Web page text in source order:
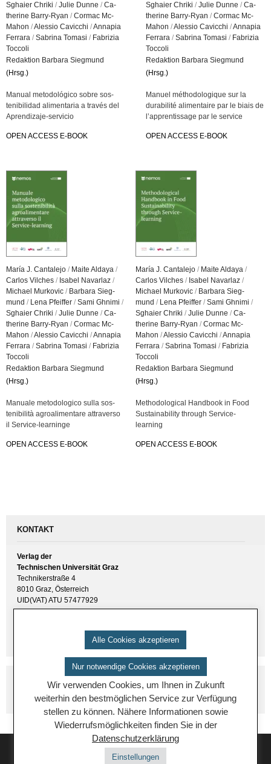
Sghai­er Chri­ki / Julie Dunne / Ca­
the­ri­ne Bar­ry-Ryan / Cor­mac Mc­
Mahon /Ales­sio Ca­vic­chi /An­na­pia
Fer­ra­ra / Sab­ri­na To­ma­si / Fa­bri­zia
Toc­co­li
Re­dak­ti­on Bar­ba­ra Sieg­mund
(Hrsg.)
Ma­nu­al me­to­dológico sobre sos­
teni­bi­li­dad ali­men­ta­ria a través del
Ap­ren­di­za­je-ser­vicio
OPEN AC­CESS E-BOOK
Sghai­er Chri­ki /Julie Dunne /Ca­
the­ri­ne Bar­ry-Ryan /Cor­mac Mc­
Mahon /Ales­sio Ca­vic­chi /An­na­pia
Fer­ra­ra /Sab­ri­na To­ma­si / Fa­bri­zia
Toc­co­li
Re­dak­ti­on Bar­ba­ra Sieg­mund
(Hrsg.)
Ma­nu­el métho­do­lo­gi­que sur la
dura­bi­lité ali­men­taire par le biais de
l’app­ren­tis­sa­ge par le ser­vice
OPEN AC­CESS E-BOOK
María J. Can­ta­le­jo / Maite Al­da­ya /
Car­los Vil­ches / Isa­bel Na­var­laz /
Mi­cha­el Mur­ko­vic / Bar­ba­ra Sieg­
mund / Lena Pfeif­fer / Sami Gh­n­i­mi /
Sghai­er Chri­ki / Julie Dunne / Ca­
the­ri­ne Bar­ry-Ryan / Cor­mac Mc­
Mahon /Ales­sio Ca­vic­chi /An­na­pia
Fer­ra­ra / Sab­ri­na To­ma­si / Fa­bri­zia
Toc­co­li
Re­dak­ti­on Bar­ba­ra Sieg­mund
(Hrsg.)
Ma­nua­le me­to­do­lo­gi­co sulla sos­
teni­bi­lità agro­ali­men­ta­re at­tra­ver­so
il Ser­vice-learnin­ge
OPEN AC­CESS E-BOOK
María J. Can­ta­le­jo / Maite Al­da­ya /
Car­los Vil­ches / Isa­bel Na­var­laz /
Mi­cha­el Mur­ko­vic / Bar­ba­ra Sieg­
mund / Lena Pfeif­fer / Sami Gh­n­i­mi /
Sghai­er Chri­ki / Julie Dunne / Ca­
the­ri­ne Bar­ry-Ryan / Cor­mac Mc­
Mahon /Ales­sio Ca­vic­chi /An­na­pia
Fer­ra­ra / Sab­ri­na To­ma­si / Fa­bri­zia
Toc­co­li
Re­dak­ti­on Bar­ba­ra Sieg­mund
(Hrsg.)
Me­tho­do­lo­gi­cal Hand­book in Food
Sustaina­bi­li­ty through Ser­vice-
learning
OPEN AC­CESS E-BOOK
KONTAKT
Verlag der
Technischen Universität Graz
Technikerstraße 4
8010 Graz, Österreich
UID(VAT) ATU 57477929
Alle Cookies akzeptieren
Nur notwendige Cookies akzeptieren
Wir verwenden Cookies, um Ihnen in Zukunft
weiterhin den bestmöglichen Service zur Verfügung
stellen zu können. Nähere Informationen sowie
Wiederrufsmöglichkeiten finden Sie in der
Datenschutzerklärung
Einstellungen